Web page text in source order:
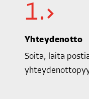
1.
Yhteydenotto
Soita, laita